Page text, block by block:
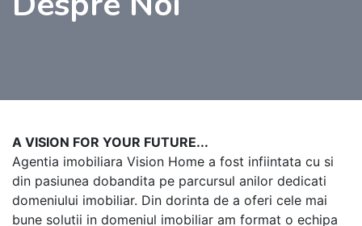
A VISION FOR YOUR FUTURE...
Agentia imobiliara Vision Home a fost infiintata cu si
din pasiunea dobandita pe parcursul anilor dedicati
domeniului imobiliar. Din dorinta de a oferi cele mai
bune solutii in domeniul imobiliar am format o echipa